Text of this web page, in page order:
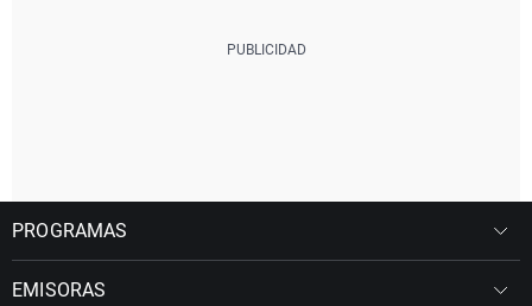
PROGRAMAS
EMISORAS